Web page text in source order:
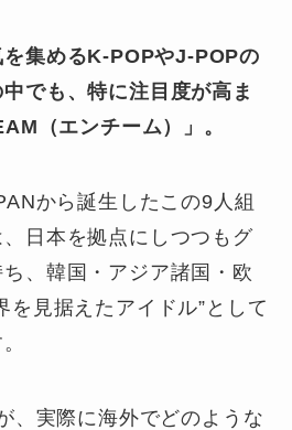
集めるK-POPやJ-POPの
でも、特に注目度が高ま
（エンチーム）」。
から誕生したこの9人組
日本を拠点にしつつもグ
、韓国・アジア諸国・欧
を見据えたアイドル”として
、実際に海外でどのような